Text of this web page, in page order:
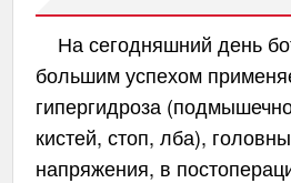
На сегодняшний день
большим успехом
гипергидроза
кистей, стоп, лба),
напряжения, в